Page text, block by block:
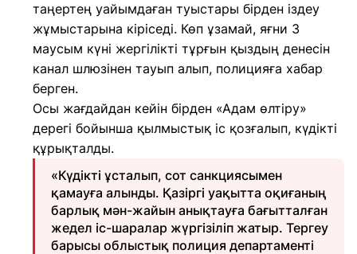
таңертең уайымдаған туыстары бірден іздеу
жұмыстарына кіріседі. Көп ұзамай, яғни 3
маусым күні жергілікті тұрғын қыздың денесін
канал шлюзінен тауып алып, полицияға хабар
берген.
Осы жағдайдан кейін бірден «Адам өлтіру»
дерегі бойынша қылмыстық іс қозғалып, күдікті
құрықталды.
«Күдікті ұсталып, сот санкциясымен
қамауға алынды. Қазіргі уақытта оқиғаның
барлық мән-жайын анықтауға бағытталған
жедел іс-шаралар жүргізіліп жатыр. Тергеу
барысы облыстық полиция департаменті